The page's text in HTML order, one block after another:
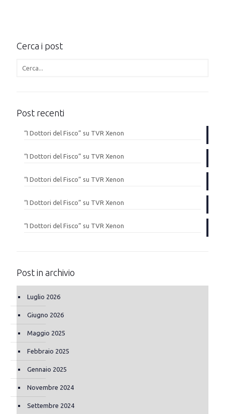
Cerca i post
Post recenti
“I Dottori del Fisco” su TVR Xenon
“I Dottori del Fisco” su TVR Xenon
“I Dottori del Fisco” su TVR Xenon
“I Dottori del Fisco” su TVR Xenon
“I Dottori del Fisco” su TVR Xenon
Post in archivio
Luglio 2026
Giugno 2026
Maggio 2025
Febbraio 2025
Gennaio 2025
Novembre 2024
Settembre 2024